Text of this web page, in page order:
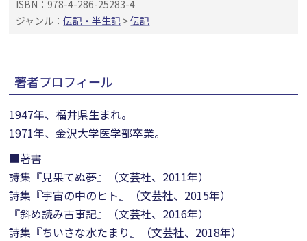
ISBN：978-4-286-25283-4
ジャンル：伝記・半生記 >伝記
著者プロフィール
1947年、福井県生まれ。
1971年、金沢大学医学部卒業。
■著書
詩集『見果てぬ夢』（文芸社、2011年）
詩集『宇宙の中のヒト』（文芸社、2015年）
『斜め読み古事記』（文芸社、2016年）
詩集『ちいさな水たまり』（文芸社、2018年）